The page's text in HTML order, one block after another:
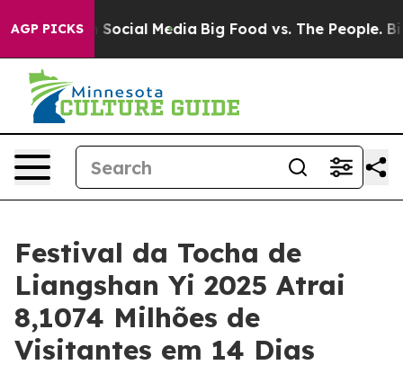
AGP PICKSon Social Media Big Food vs. The People. Big
Festival da Tocha de
Liangshan Yi 2025 Atrai
8,1074 Milhões de
Visitantes em 14 Dias